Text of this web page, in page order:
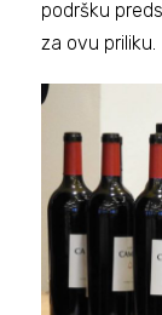
podršku
za ovu priliku.